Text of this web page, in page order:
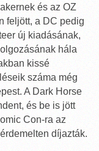
és az OZ
feljött, a DC pedig
új kiadásának,
hála
kissé
száma még
A Dark Horse
és be is jött
Con-ra az
díjazták.